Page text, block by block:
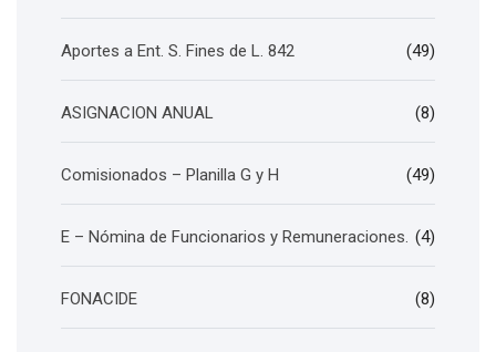
Aportes a Ent. S. Fines de L. 842 (49)
ASIGNACION ANUAL (8)
Comisionados – Planilla G y H (49)
E – Nómina de Funcionarios y Remuneraciones. (4)
FONACIDE (8)